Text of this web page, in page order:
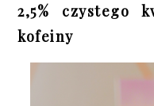
2,5% czystego
kofeiny